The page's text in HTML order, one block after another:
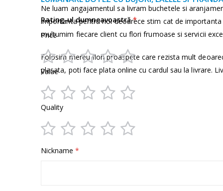
Ne luam angajamentul sa livram buchetele si
importanta pentru noi deoarece stim cat de
multumim fiecare client cu flori frumoase si servicii
Folosim mereu flori proaspete care rezista mult
plasata, poti face plata online cu cardul sau la livrare.
informații
Rating-ul dumneavoastră
Price
1
2
3
4
5
Value
1
2
3
4
5
Quality
star
stars
stars
stars
stars
Nickname